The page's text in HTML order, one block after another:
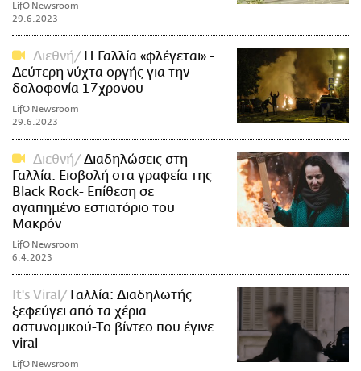
LifO Newsroom
29.6.2023
Διεθνή
Η Γαλλία «φλέγεται» -
Δεύτερη νύχτα οργής για την
δολοφονία 17χρονου
LifO Newsroom
29.6.2023
Διεθνή
Διαδηλώσεις στη
Γαλλία: Εισβολή στα γραφεία της
Black Rock- Επίθεση σε
αγαπημένο εστιατόριο του
Μακρόν
LifO Newsroom
6.4.2023
It's Viral
Γαλλία: Διαδηλωτής
ξεφεύγει από τα χέρια
αστυνομικού-Τo βίντεο που έγινε
viral
LifO Newsroom